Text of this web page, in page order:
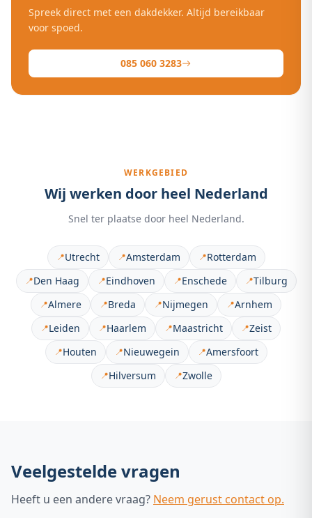
Spreek direct met een dakdekker. Altijd bereikbaar
voor spoed.
085 060 3283
WERKGEBIED
Wij werken door heel Nederland
Snel ter plaatse door heel Nederland.
📍Utrecht 📍Amsterdam 📍Rotterdam
📍Den Haag 📍Eindhoven 📍Enschede 📍Tilburg
📍Almere 📍Breda 📍Nijmegen 📍Arnhem
📍Leiden 📍Haarlem 📍Maastricht 📍Zeist
📍Houten 📍Nieuwegein 📍Amersfoort
📍Hilversum 📍Zwolle
Veelgestelde vragen
Heeft u een andere vraag? Neem gerust contact op.